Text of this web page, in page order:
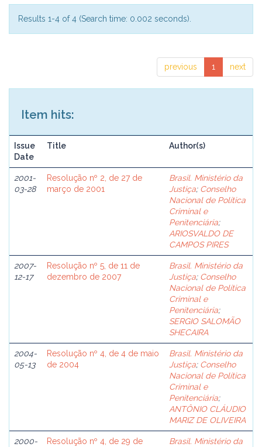
Results 1-4 of 4 (Search time: 0.002 seconds).
previous 1 next
Item hits:
Issue
Date
Title Author(s)
2001-
03-28
Resolução nº 2, de 27 de
março de 2001
Brasil. Ministério da
Justiça; Conselho
Nacional de Política
Criminal e
Penitenciária;
ARIOSVALDO DE
CAMPOS PIRES
2007-
12-17
Resolução nº 5, de 11 de
dezembro de 2007
Brasil. Ministério da
Justiça; Conselho
Nacional de Política
Criminal e
Penitenciária;
SERGIO SALOMÃO
SHECAIRA
2004-
05-13
Resolução nº 4, de 4 de maio
de 2004
Brasil. Ministério da
Justiça; Conselho
Nacional de Política
Criminal e
Penitenciária;
ANTÔNIO CLÁUDIO
MARIZ DE OLIVEIRA
2000- Resolução nº 4, de 29 de Brasil. Ministério da